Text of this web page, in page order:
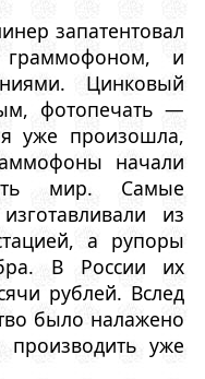
запатентовал
граммофоном, и
Цинковый
фотопечать —
уже произошла,
начали
мир. Самые
из
а рупоры
В России их
рублей. Вслед
было налажено
уже